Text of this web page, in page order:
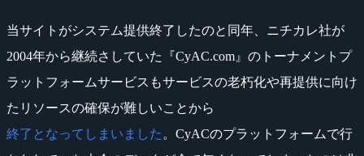
当サイトがシステム提供終了したのと同年、ニチカレ社が
2004年から継続さしていた『CyAC.com』のトーナメントプ
ラットフォームサービスもサービスの老朽化や再提供に向け
たリソースの確保が難しいことから
終了となってしまいました 。CyACのプラットフォームで行